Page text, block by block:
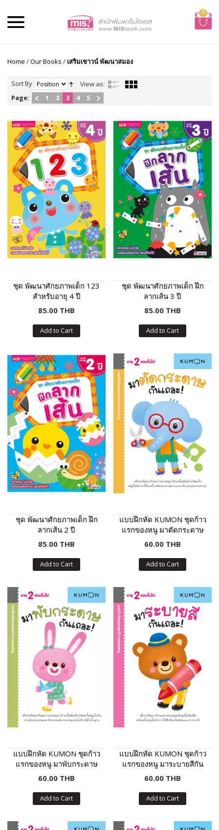
0
Home /Our Books / เสริมเชาวน์ พัฒนาสมอง
Sort By
View as:
Page:
1 2 3 4 5
ชุด พัฒนาศักยภาพเด็ก 123
สำหรับอายุ 4 ปี
85.00 THB
Add to Cart
ชุด พัฒนาศักยภาพเด็ก ฝึก
ลากเส้น 3 ปี
85.00 THB
Add to Cart
ชุด พัฒนาศักยภาพเด็ก ฝึก
ลากเส้น 2 ปี
85.00 THB
Add to Cart
แบบฝึกหัด KUMON ชุดก้าว
แรกของหนู มาตัดกระดาษ
กันเถอะ
60.00 THB
Add to Cart
แบบฝึกหัด KUMON ชุดก้าว
แรกของหนู มาพับกระดาษ
กันเถอะ
60.00 THB
Add to Cart
แบบฝึกหัด KUMON ชุดก้าว
แรกของหนู มาระบายสีกัน
เถอะ
60.00 THB
Add to Cart